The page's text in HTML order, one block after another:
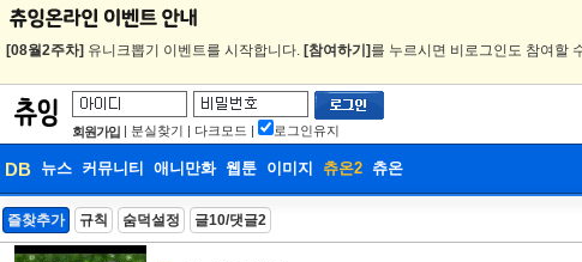
[08월2주차] 유니크뽑기 이벤트를 시작합니다. [참여하기] 를 누르시면 비로그인도 참여할
회원가입 | 분실찾기 | 다크모드 | 로그인유지
DB 뉴스 커뮤니티 애니만화 웹툰 이미지 츄온2 츄온
DB
즐찾추가 규칙 숨덕설정 글10/댓글2